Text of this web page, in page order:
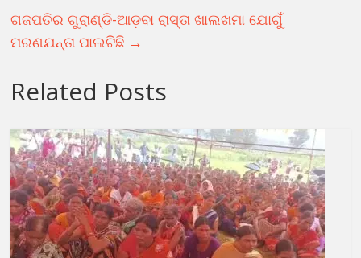
ଗଜପତିର ଗୁରାଣ୍ଡି-ଆଡ଼ବା ରାସ୍ତା ଖାଲଖମା ଯୋଗୁଁ
ମରଣଯନ୍ତା ପାଲଟିଛି →
Related Posts